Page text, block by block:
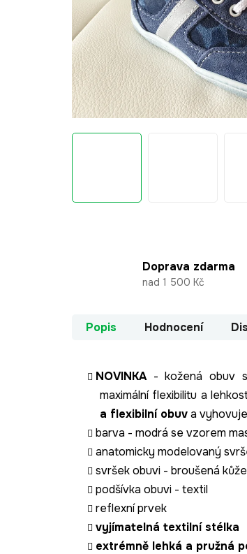
Doprava zdarma
nad 1 500 Kč
Popis Hodnocení
NOVINKA- kožená obuv
maximální flexibilitu a
a flexibilní obuva
barva - modrá se vzorem
anatomicky modelovaný
svršek obuvi - broušená kůže
podšívka obuvi - textil
reflexní prvek
vyjímatelná textilní stélka
extrémně lehká a pružná